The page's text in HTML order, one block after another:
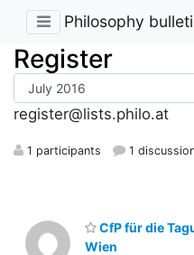
Philosophy
Register
register@lists.philo.at
1 participants 1
CfP für die
Wien